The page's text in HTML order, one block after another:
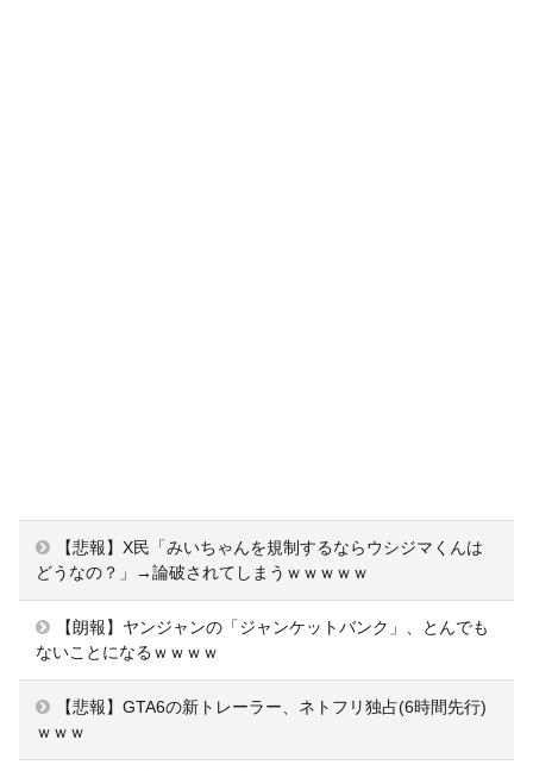
【悲報】X民「みいちゃんを規制するならウシジマくんは
どうなの？」→論破されてしまうｗｗｗｗｗ
【朗報】ヤンジャンの「ジャンケットバンク」、とんでも
ないことになるｗｗｗｗ
【悲報】GTA6の新トレーラー、ネトフリ独占(6時間先行)
ｗｗｗ